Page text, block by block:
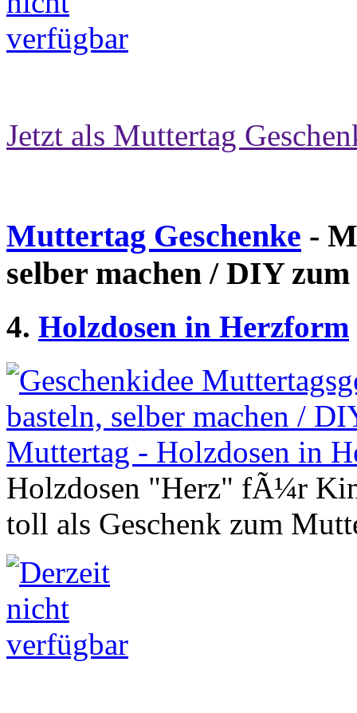
Jetzt als Muttertag
Muttertag Geschenke -
selber machen / DIY
4. Holzdosen in Herzform
Holzdosen "Herz" fÃ¼r
toll als Geschenk zum